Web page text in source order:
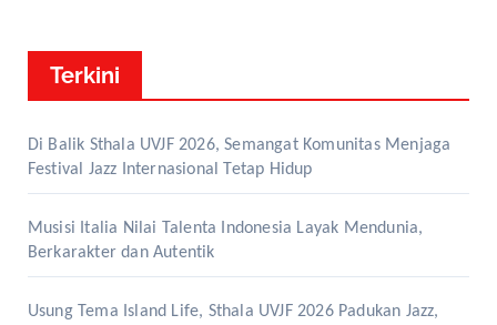
Terkini
Di Balik Sthala UVJF 2026, Semangat Komunitas Menjaga
Festival Jazz Internasional Tetap Hidup
Musisi Italia Nilai Talenta Indonesia Layak Mendunia,
Berkarakter dan Autentik
Usung Tema Island Life, Sthala UVJF 2026 Padukan Jazz,